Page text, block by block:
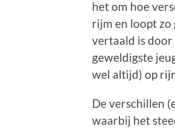
het om hoe
rijm en loopt zo
vertaald is door
geweldigste
wel altijd) op
De verschillen
waarbij het